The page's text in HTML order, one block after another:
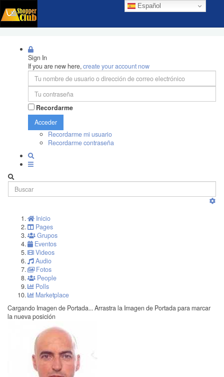
Español
Sign In
If you are new here,create your account now
Recordarme
Acceder
Recordarme mi usuario
Recordarme contraseña
Inicio
Pages
Grupos
Eventos
Videos
Audio
Fotos
People
Polls
Marketplace
Cargando Imagen de Portada... Arrastra la Imagen de Portada para marcar
la nueva posición